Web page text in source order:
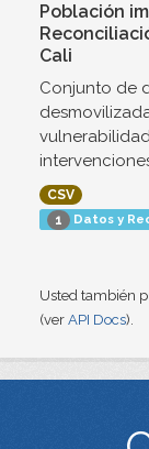
Población
Cali
Conjunto de
CSV
1 Datos y
Usted también
(ver API Docs).